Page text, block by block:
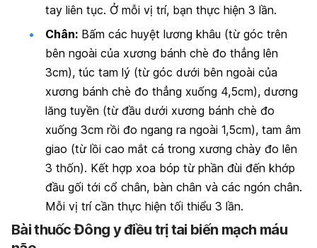
tay liên tục. Ở mỗi vị trí, bạn thực hiện 3 lần.
Chân: Bấm các huyệt lương khâu (từ góc trên
bên ngoài của xương bánh chè đo thẳng lên
3cm), túc tam lý (từ góc dưới bên ngoài của
xương bánh chè đo thẳng xuống 4,5cm), dương
lăng tuyền (từ đầu dưới xương bánh chè đo
xuống 3cm rồi đo ngang ra ngoài 1,5cm), tam âm
giao (từ lồi cao mắt cá trong xương chày đo lên
3 thốn). Kết hợp xoa bóp từ phần đùi đến khớp
đầu gối tới cổ chân, bàn chân và các ngón chân.
Mỗi vị trí cần thực hiện tối thiểu 3 lần.
Bài thuốc Đông y điều trị tai biến mạch máu